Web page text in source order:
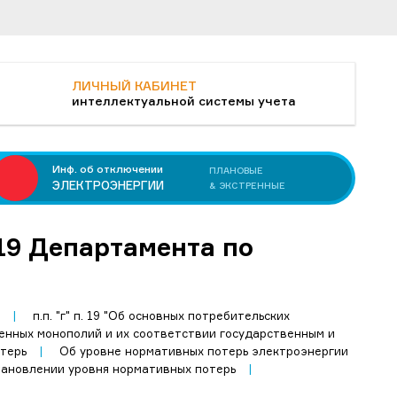
ЛИЧНЫЙ КАБИНЕТ
интеллектуальной системы учета
Инф. об отключении
ЭЛЕКТРОЭНЕРГИИ
ПЛАНОВЫЕ
& ЭКСТРЕННЫЕ
Департамента по
|
п.п. "г" п. 19 "Об основных потребительских
монополий и их соответствии государственным и
|
Об уровне нормативных потерь электроэнергии
уровня нормативных потерь
|